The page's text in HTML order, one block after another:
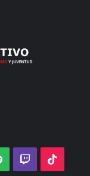
Spotify Twitch